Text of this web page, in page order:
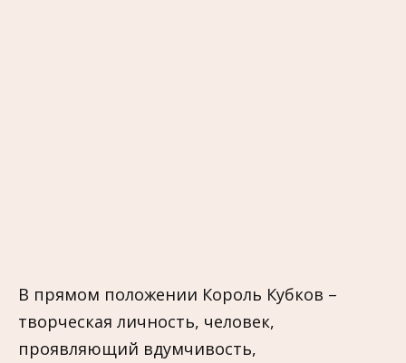
В прямом положении Король Кубков –
творческая личность, человек,
проявляющий вдумчивость,